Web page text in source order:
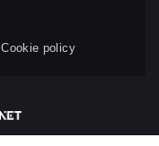
Cookie policy